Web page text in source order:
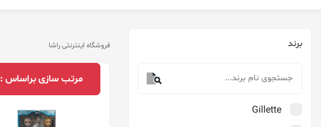
برند
Gillette
فروشگاه اینترنتی راشا
مرتب‌ سازی براساس :